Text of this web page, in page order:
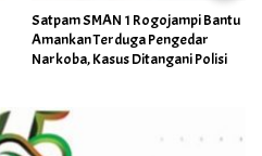
Kabag Keuangan DPRD Ponorogo
Ditetapkan Jadi Tersangka
Kejaksaan, Diduga Terima Fee